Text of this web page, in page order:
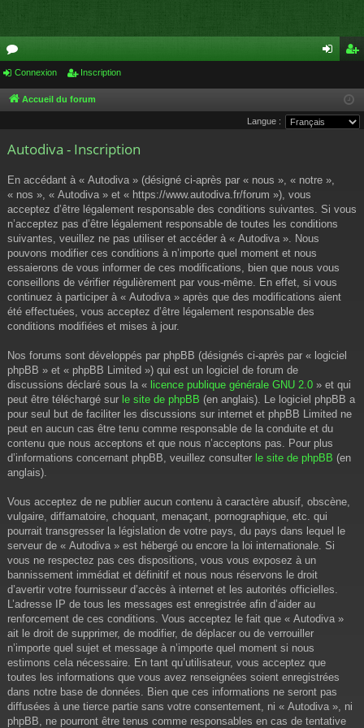
or
u
s
cri
pti
Connexion Inscription
Accueil du forum
Langue :
Autodiva - Inscription
En accédant à « Autodiva » (désigné ci-après par « nous », « notre »,
« nos », « Autodiva » et « https://www.autodiva.fr/forum »), vous
acceptez d’être légalement responsable des conditions suivantes. Si vous
n’acceptez pas d’être légalement responsable de toutes les conditions
suivantes, veuillez ne pas utiliser et accéder à « Autodiva ». Nous
pouvons modifier ces conditions à n’importe quel moment et nous
essaierons de vous informer de ces modifications, bien que nous vous
conseillons de vérifier régulièrement par vous-même. En effet, si vous
continuez à participer à « Autodiva » après que des modifications aient
été effectuées, vous acceptez d’être légalement responsable des
conditions modifiées et mises à jour.
Nos forums sont développés par phpBB (désignés ci-après par « logiciel
phpBB » et « phpBB Limited ») qui est un logiciel de forum de
discussions déclaré sous la « licence publique générale GNU 2.0 » et qui
peut être téléchargé sur le site de phpBB (en anglais). Le logiciel phpBB a
pour seul but de faciliter les discussions sur internet et phpBB Limited ne
peut en aucun cas être tenu comme responsable de la conduite et du
contenu que nous acceptons et que nous n’acceptons pas. Pour plus
d’informations concernant phpBB, veuillez consulter le site de phpBB (en
anglais).
Vous acceptez de ne publier aucun contenu à caractère abusif, obscène,
vulgaire, diffamatoire, choquant, menaçant, pornographique, etc. qui
pourrait transgresser la législation de votre pays, du pays dans lequel le
serveur de « Autodiva » est hébergé ou encore la loi internationale. Si
vous ne respectez pas ces dispositions, vous vous exposez à un
bannissement immédiat et définitif et nous nous réservons le droit
d’avertir votre fournisseur d’accès à internet et les autorités officielles.
L’adresse IP de tous les messages est enregistrée afin d’aider au
renforcement de ces conditions. Vous acceptez le fait que « Autodiva »
ait le droit de supprimer, de modifier, de déplacer ou de verrouiller
n’importe quel sujet et message à n’importe quel moment si nous
estimons cela nécessaire. En tant qu’utilisateur, vous acceptez que
toutes les informations que vous avez renseignées soient enregistrées
dans notre base de données. Bien que ces informations ne seront pas
diffusées à une tierce partie sans votre consentement, ni « Autodiva », ni
phpBB, ne pourront être tenus comme responsables en cas de tentative